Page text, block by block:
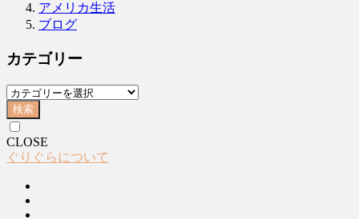
アメリカ生活
ブログ
カテゴリー
検索
CLOSE
ぐりぐらについて